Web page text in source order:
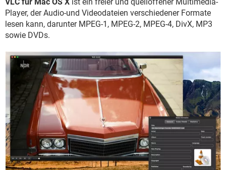
FACEBOOK HARDWARE
Player, der Audio-und Videodateien verschiedener Formate
lesen kann, darunter MPEG-1, MPEG-2, MPEG-4, DivX, MP3
sowie DVDs.